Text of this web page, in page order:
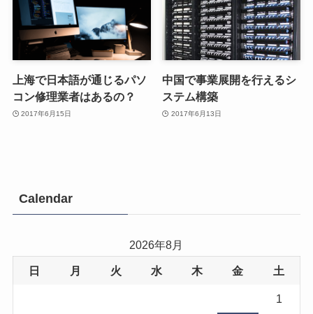
上海で日本語が通じるパソ
コン修理業者はあるの？
2017年6月15日
中国で事業展開を行えるシ
ステム構築
2017年6月13日
Calendar
2026年8月
日 月 火 水 木 金 土
1